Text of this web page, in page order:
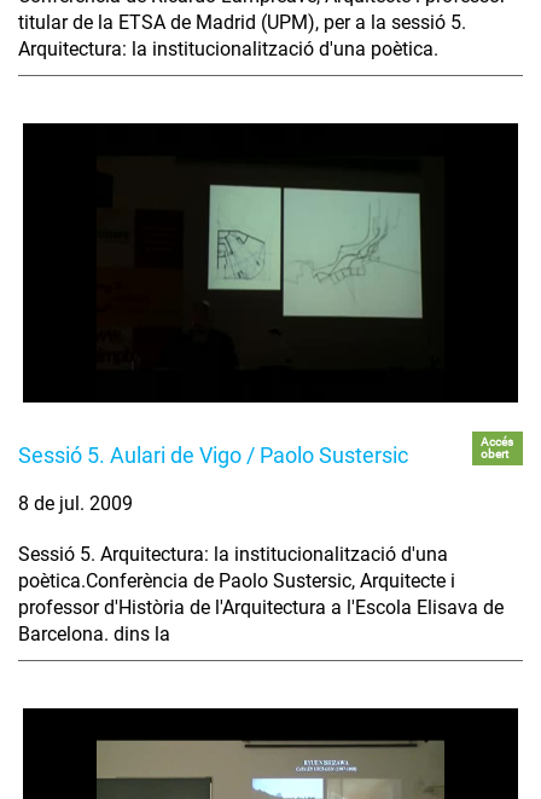
titular de la ETSA de Madrid (UPM), per a la sessió 5.
Arquitectura: la institucionalització d'una poètica.
Sessió 5. Aulari de Vigo / Paolo Sustersic
Accés
obert
8 de jul. 2009
Sessió 5. Arquitectura: la institucionalització d'una
poètica.Conferència de Paolo Sustersic, Arquitecte i
professor d'Història de l'Arquitectura a l'Escola Elisava de
Barcelona. dins la